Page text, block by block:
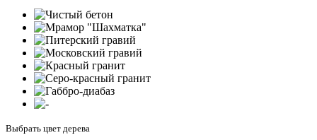
Выбрать цвет дерева